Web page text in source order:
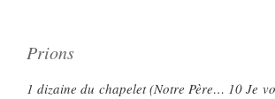
Prions
1 dizaine du chapelet (Notre Père… 10 Je